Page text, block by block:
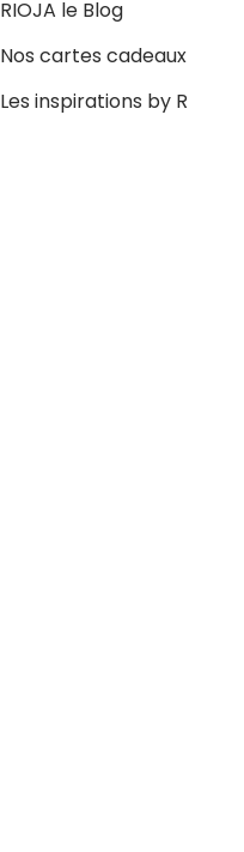
RIOJA le Blog
Nos cartes cadeaux
Les inspirations by R